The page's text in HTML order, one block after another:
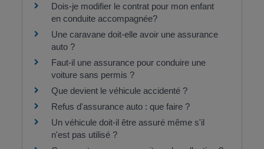
Dois-je modifier le contrat pour mon enfant
en conduite accompagnée?
Une caravane doit-elle avoir une assurance
auto ?
Faut-il une assurance pour conduire une
voiture sans permis ?
Que devient le véhicule accidenté ?
Refus d'assurance auto : que faire ?
Un véhicule doit-il être assuré même s'il
n'est pas utilisé ?